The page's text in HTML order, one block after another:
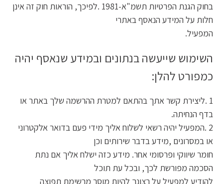
בחוק הגנת הפרטיות תשמ"א-1981 .לפיכך, הוראות חוק זה אינן
חלות על המידע הנאסף באתרי
המפעיל.
השימוש שייעשה בנתונים ובמידע שנאסף יהיה
כמפורט להלן:
1 .ליצירת קשר אתך בהתאם למטרת ההרשמה שלך באתר או
בדף הנחיתה.
2 .המפעיל יהיה רשאי לשלוח אליך מידי פעם בדואר אלקטרוני
או במסרונים ,מידע בדבר שירותים וכן
חומר שיווקי ופרסומי אחר. מידע כזה ישלח אליך אם נתת
הסכמה מפורשת לכך, ובכל עת תוכל
להודיע למפעיל על רצונך להיות מוסר מרשימת תפוצה